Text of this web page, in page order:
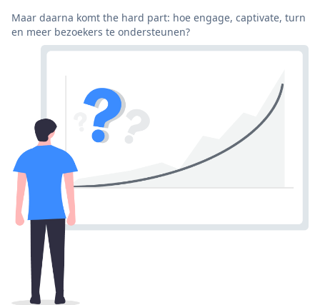
Maar daarna komt the hard part: hoe engage, captivate, turn
en meer bezoekers te ondersteunen?